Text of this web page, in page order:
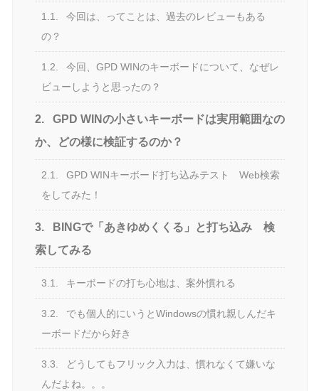
1.1.
今回は、ってことは、過去のレビューもある
の？
1.2.
今回、GPD WINのキーボードについて、なぜレ
ビューしようと思ったの？
2.
GPD WINの小さいキーボードは実用範囲なの
か、どの様に検証するのか？
2.1.
GPD WINキーボード打ち込みテスト Web検索
をしてみた！
3.
BINGで「あきゆめくくる」と打ち込み 検
索してみる
3.1. キーボードの打ち心地は、案外慣れる
3.2.
でも個人的にいうとWindowsの慣れ親しんだキ
ーボードだから好き
3.3.
どうしてもフリック入力は、慣れなくて嫌いな
んだよね。。。